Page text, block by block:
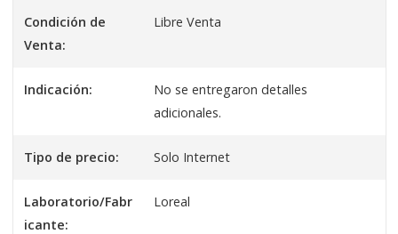
Condición de
Venta:
Libre Venta
Indicación:
No se entregaron detalles
adicionales.
Tipo de precio: Solo Internet
Laboratorio/Fabr
icante:
Loreal